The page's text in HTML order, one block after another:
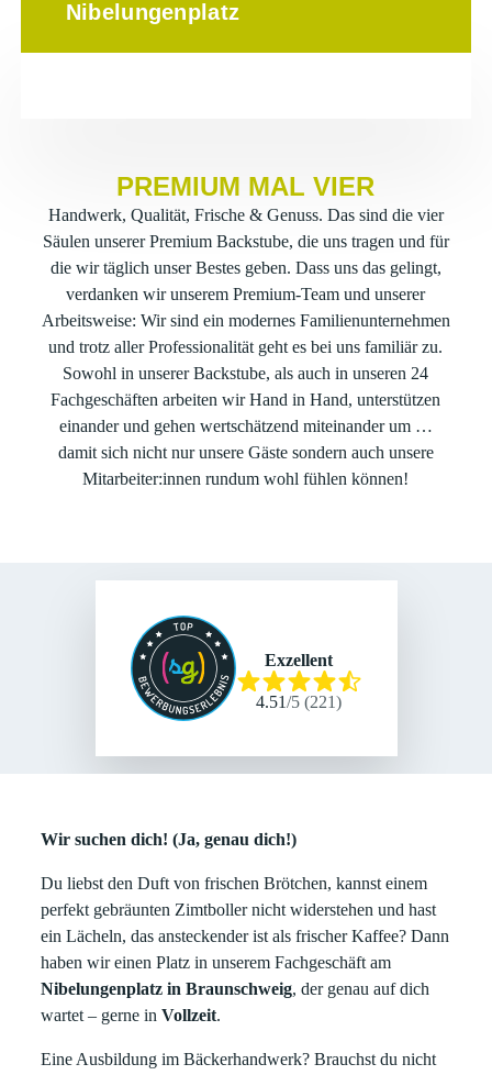
Nibelungenplatz
PREMIUM MAL VIER
Handwerk, Qualität, Frische & Genuss. Das sind die vier
Säulen unserer Premium Backstube, die uns tragen und für
die wir täglich unser Bestes geben. Dass uns das gelingt,
verdanken wir unserem Premium-Team und unserer
Arbeitsweise: Wir sind ein modernes Familienunternehmen
und trotz aller Professionalität geht es bei uns familiär zu.
Sowohl in unserer Backstube, als auch in unseren 24
Fachgeschäften arbeiten wir Hand in Hand, unterstützen
einander und gehen wertschätzend miteinander um …
damit sich nicht nur unsere Gäste sondern auch unsere
Mitarbeiter:innen rundum wohl fühlen können!
Exzellent
4.51/5 (221)
Wir suchen dich! (Ja, genau dich!)
Du liebst den Duft von frischen Brötchen, kannst einem
perfekt gebräunten Zimtboller nicht widerstehen und hast
ein Lächeln, das ansteckender ist als frischer Kaffee? Dann
haben wir einen Platz in unserem Fachgeschäft am
Nibelungenplatz in Braunschweig, der genau auf dich
wartet – gerne inVollzeit.
Eine Ausbildung im Bäckerhandwerk? Brauchst du nicht